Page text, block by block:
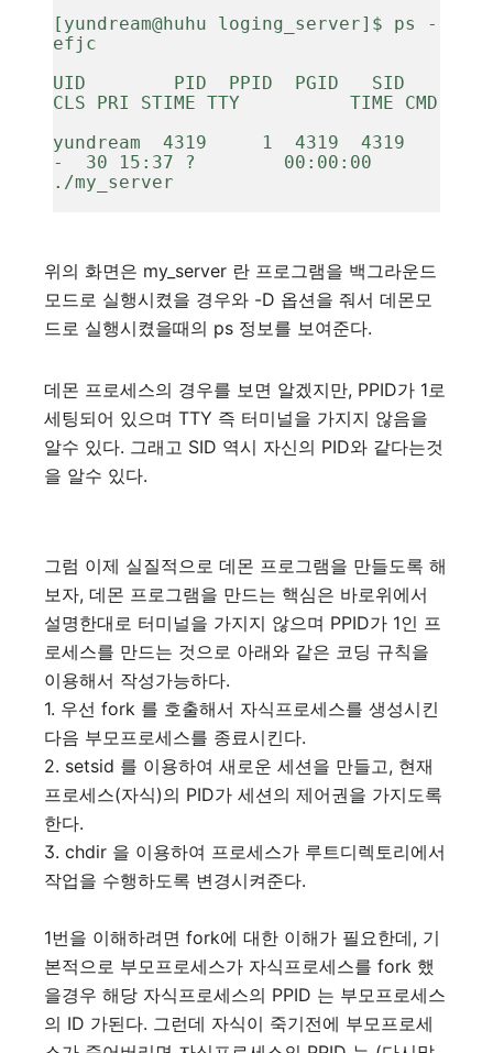
[yundream@huhu loging_server]$ ps -
efjc
UID        PID  PPID  PGID   SID
CLS PRI STIME TTY          TIME CMD
yundream  4319     1  4319  4319
-  30 15:37 ?        00:00:00
./my_server
위의 화면은 my_server 란 프로그램을 백그라운드
모드로 실행시켰을 경우와 -D 옵션을 줘서 데몬모
드로 실행시켰을때의 ps 정보를 보여준다.
데몬 프로세스의 경우를 보면 알겠지만, PPID가 1로
세팅되어 있으며 TTY 즉 터미널을 가지지 않음을
알수 있다. 그래고 SID 역시 자신의 PID와 같다는것
을 알수 있다.
그럼 이제 실질적으로 데몬 프로그램을 만들도록 해
보자, 데몬 프로그램을 만드는 핵심은 바로위에서
설명한대로 터미널을 가지지 않으며 PPID가 1인 프
로세스를 만드는 것으로 아래와 같은 코딩 규칙을
이용해서 작성가능하다.
1. 우선 fork 를 호출해서 자식프로세스를 생성시킨
다음 부모프로세스를 종료시킨다.
2. setsid 를 이용하여 새로운 세션을 만들고, 현재
프로세스(자식)의 PID가 세션의 제어권을 가지도록
한다.
3. chdir 을 이용하여 프로세스가 루트디렉토리에서
작업을 수행하도록 변경시켜준다.
1번을 이해하려면 fork에 대한 이해가 필요한데, 기
본적으로 부모프로세스가 자식프로세스를 fork 했
을경우 해당 자식프로세스의 PPID 는 부모프로세스
의 ID 가된다. 그런데 자식이 죽기전에 부모프로세